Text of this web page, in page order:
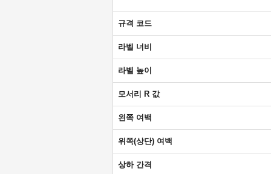
규격 코드
라벨 너비
라벨 높이
모서리 R 값
왼쪽 여백
위쪽(상단) 여백
상하 간격